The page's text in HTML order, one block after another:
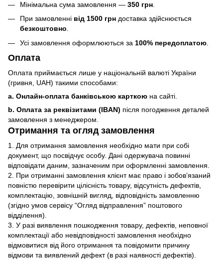
Мінімальна сума замовлення — 350 грн
При замовленні від 1500 грн доставка здійснюється
безкоштовно.
Усі замовлення оформлюються за 100% передоплатою
Оплата
Оплата приймається лише у національній валюті України
(гривня, UAH) такими способами:
a. Онлайн-оплата банківською карткою на сайті.
b. Оплата за реквізитами (IBAN) після погодження деталей
замовлення з менеджером.
Отримання та огляд замовлення
1. Для отримання замовлення необхідно мати при собі
документ, що посвідчує особу. Дані одержувача повинні
відповідати даним, зазначеним при оформленні замовлення.
2. При отриманні замовлення клієнт має право і зобов’язаний
повністю перевірити цілісність товару, відсутність дефектів,
комплектацію, зовнішній вигляд, відповідність замовленню
(згідно умов сервісу “Огляд відправлення” поштового
відділення).
3. У разі виявлення пошкодження товару, дефектів, неповної
комплектації або невідповідності замовлення необхідно
відмовитися від його отримання та повідомити причину
відмови та виявлений дефект (в разі наявності дефектів).